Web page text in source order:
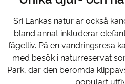
Sri Lankas natur är också
bland annat inkluderar
fågelliv. På en vandringsresa
med besök i naturreservat
Park, där den berömda
populärt